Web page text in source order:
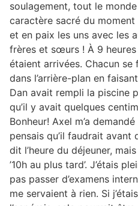
soulagement, tout le
caractère sacré du
et en paix les uns avec les
frères et sœurs ! À 9
étaient arrivées. Chacun
dans l’arrière-plan en
Dan avait rempli la piscine
qu’il y avait quelques
Bonheur! Axel m’a
pensais qu’il faudrait avant
dit l’heure du déjeuner,
’10h au plus tard’. J’étais
pas passer d’examens
me servaient à rien. Si